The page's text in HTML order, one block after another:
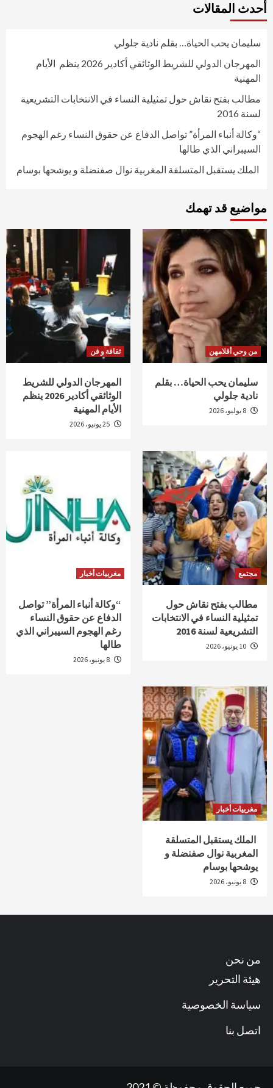
أحدث المقالات
سليمان يحب الحياة… بقلم نادية جلولي
المهرجان الدولي للشريط الوثائقي أكادير 2026 ينظم الأيام
المهنية
مطالب بفتح نقاش حول تمثيلية النساء في الانتخابات التشريعية
لسنة 2016
“وكالة أنباء المرأة” تواصل الدفاع عن حقوق النساء رغم الهجوم
السيبراني الذي طالها
الملك يستقبل المتسلقة المغربية نوال صفنضلة و يوشحها بوسام
مواضيع قد تهمك
من وحي أقلامهن
سليمان يحب الحياة… بقلم
نادية جلولي
ثقافة و فن
المهرجان الدولي للشريط
الوثائقي أكادير 2026 ينظم
الأيام المهنية
مجتمع
مطالب بفتح نقاش حول
تمثيلية النساء في الانتخابات
التشريعية لسنة 2016
مغربيات أخبار
“وكالة أنباء المرأة” تواصل
الدفاع عن حقوق النساء
رغم الهجوم السيبراني الذي
طالها
مغربيات أخبار
الملك يستقبل المتسلقة
المغربية نوال صفنضلة و
يوشحها بوسام
من نحن
هيئة التحرير
سياسة الخصوصية
اتصل بنا